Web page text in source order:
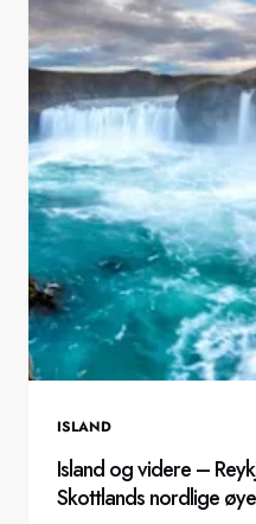
ISLAND
Island og videre –
Skottlands nordlige